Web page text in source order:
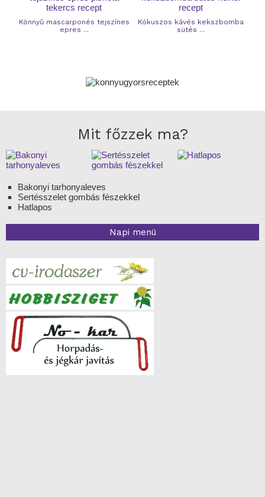
Könnyű mascarponés tejszínes
epres ...
Kókuszos kávés kekszbomba
sütés ...
Mit főzzek ma?
Bakonyi tarhonyaleves
Sertésszelet gombás fészekkel
Hatlapos
Napi menü